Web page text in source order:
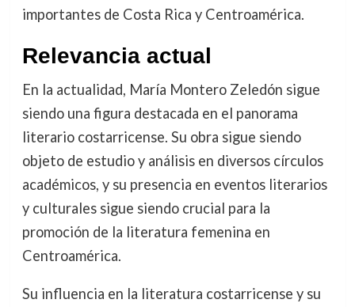
importantes de Costa Rica y Centroamérica.
Relevancia actual
En la actualidad, María Montero Zeledón sigue
siendo una figura destacada en el panorama
literario costarricense. Su obra sigue siendo
objeto de estudio y análisis en diversos círculos
académicos, y su presencia en eventos literarios
y culturales sigue siendo crucial para la
promoción de la literatura femenina en
Centroamérica.
Su influencia en la literatura costarricense y su